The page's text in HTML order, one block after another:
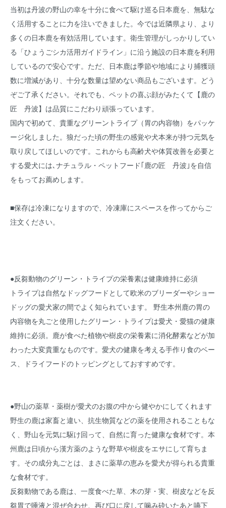
当初は丹波の野山の幸を十分に食べて駆け巡る日本鹿を、無駄な
く活用することに力を注いできました。今では近隣県より、より
多くの日本鹿を有効活用しています。衛生管理がしっかりしてい
る「ひょうごシカ活用ガイドライン」に沿う施設の日本鹿を利用
しているので安心です。ただ、日本鹿は季節や地域により捕獲頭
数に増減があり、十分な数量は望めない商品もございます。どう
ぞご了承ください。それでも、ペットの喜ぶ顔がみたくて【鹿の
匠 丹波】は品質にこだわり頑張っています。
国内で初めて、貴重なグリーントライプ（胃の内容物）をパッケ
ージ化しました。狼だった頃の野生の感覚や犬本来が持つ元気を
取り戻してほしいのです。これからも高齢犬や体質改善を必要と
する愛犬には､ナチュラル・ペットフード｢鹿の匠 丹波｣を自信
をもってお薦めします。
■保存は冷凍になりますので、冷凍庫にスペースを作ってからご
注文ください。
●反芻動物のグリーン・トライプの栄養素は健康維持に必須
トライプは自然なドッグフードとして欧米のブリーダーやショー
ドッグの愛犬家の間でよく知られています。 野生本州鹿の胃の
内容物を丸ごと使用したグリーン・トライプは愛犬・愛猫の健康
維持に必須。鹿が食べた植物や樹皮の栄養素に消化酵素などが加
わった大変貴重なものです。愛犬の健康を考える手作り食のベー
ス、ドライフードのトッピングとしておすすめです。
●野山の薬草・薬樹が愛犬のお腹の中から健やかにしてくれます
野生の鹿は家畜と違い、抗生物質などの薬を使用されることもな
く、野山を元気に駆け回って、自然に育った健康な食材です。本
州鹿は日頃から漢方薬のような野草や樹皮をエサにして育ちま
す。その成分丸ごとは、まさに薬草の恵みを愛犬が得られる貴重
な食材です。
反芻動物である鹿は、一度食べた草、木の芽・実、樹皮などを反
芻胃で唾液と混ぜ合わせ、再び口に戻して噛み砕いたあと嚥下